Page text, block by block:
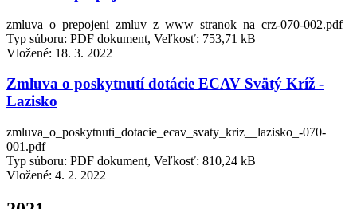
zmluva_o_prepojeni_zmluv_z_www_stranok_na_crz-070-002.pdf
Typ súboru: PDF dokument, Veľkosť: 753,71 kB
Vložené: 18. 3. 2022
Zmluva o poskytnutí dotácie ECAV Svätý Kríž -
Lazisko
zmluva_o_poskytnuti_dotacie_ecav_svaty_kriz__lazisko_-070-
001.pdf
Typ súboru: PDF dokument, Veľkosť: 810,24 kB
Vložené: 4. 2. 2022